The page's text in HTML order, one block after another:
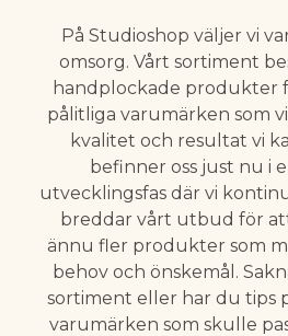
På Studioshop väljer vi
omsorg. Vårt sortiment
handplockade produkter
pålitliga varumärken som
kvalitet och resultat vi
befinner oss just nu i
utvecklingsfas där vi
breddar vårt utbud för
ännu fler produkter som
behov och önskemål.
sortiment eller har du tips
varumärken som skulle